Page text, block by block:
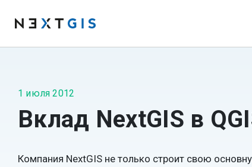
1 июля 2012
Вклад NextGIS в
Компания NextGIS не только строит свою